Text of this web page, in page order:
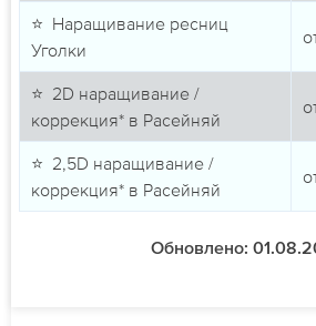
⭐ Наращивание ресниц
Уголки
⭐ 2D наращивание /
коррекция* в Расейняй
⭐ 2,5D наращивание /
коррекция* в Расейняй
Обновлено: